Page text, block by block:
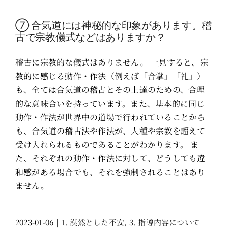
⑦ 合気道には神秘的な印象があります。稽
古で宗教儀式などはありますか？
稽古に宗教的な儀式はありません。 一見すると、宗
教的に感じる動作・作法（例えば「合掌」「礼」）
も、全ては合気道の稽古とその上達のための、合理
的な意味合いを持っています。また、基本的に同じ
動作・作法が世界中の道場で行われていることから
も、合気道の稽古法や作法が、人種や宗教を超えて
受け入れられるものであることがわかります。 ま
た、それぞれの動作・作法に対して、どうしても違
和感がある場合でも、それを強制されることはあり
ません。
2023-01-06 | 1. 漠然とした不安, 3. 指導内容について